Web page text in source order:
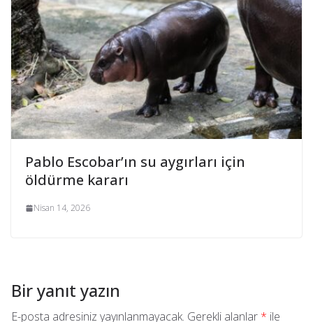
Pablo Escobar’ın su aygırları için
öldürme kararı
Nisan 14, 2026
Bir yanıt yazın
E-posta adresiniz yayınlanmayacak. Gerekli alanlar * ile